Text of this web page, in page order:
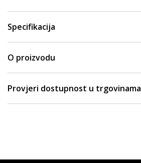
Specifikacija
O proizvodu
Provjeri dostupnost u trgovinama